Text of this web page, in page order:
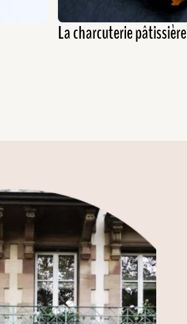
La charcuterie pâtissière